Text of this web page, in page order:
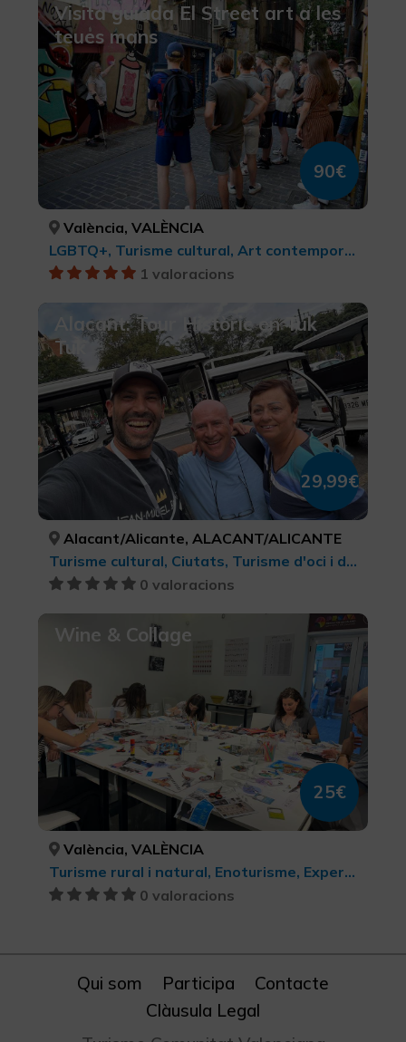
Visita guiada El Street art a les
teues mans
90€
València, VALÈNCIA
LGBTQ+, Turisme cultural, Art contemporani, Turisme cultural, Ciutats, Turisme d'oci i diversió
1 valoracions
Alacant: Tour Històric en Tuk
Tuk
29,99€
Alacant/Alicante, ALACANT/ALICANTE
Turisme cultural, Ciutats, Turisme d'oci i diversió
0 valoracions
Wine & Collage
25€
València, VALÈNCIA
Turisme rural i natural, Enoturisme, Experiències Gastronòmiques l'Exquisit Mediterrani, Turisme gastronòmic, Turisme cultural, Turisme d'oci i diversió
0 valoracions
Qui som Participa
Contacte
Clàusula Legal